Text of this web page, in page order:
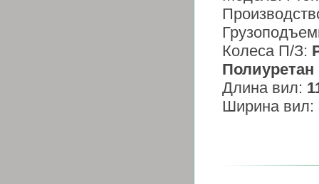
Колеса П/З:
Полиуретан
Длина вил:
Ширина вил: